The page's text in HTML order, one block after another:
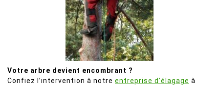
Votre arbre devient encombrant ?
Confiez l’intervention à notre entreprise d’élagage à